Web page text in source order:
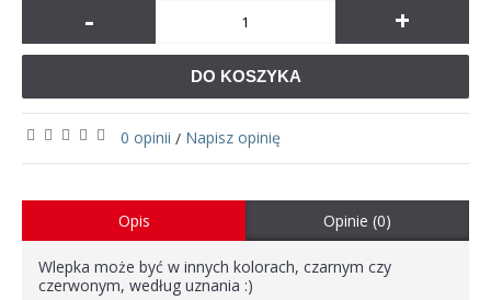
- +
DO KOSZYKA
0 opinii / Napisz opinię
Opis Opinie (0)
Wlepka może być w innych kolorach, czarnym czy
czerwonym, według uznania :)